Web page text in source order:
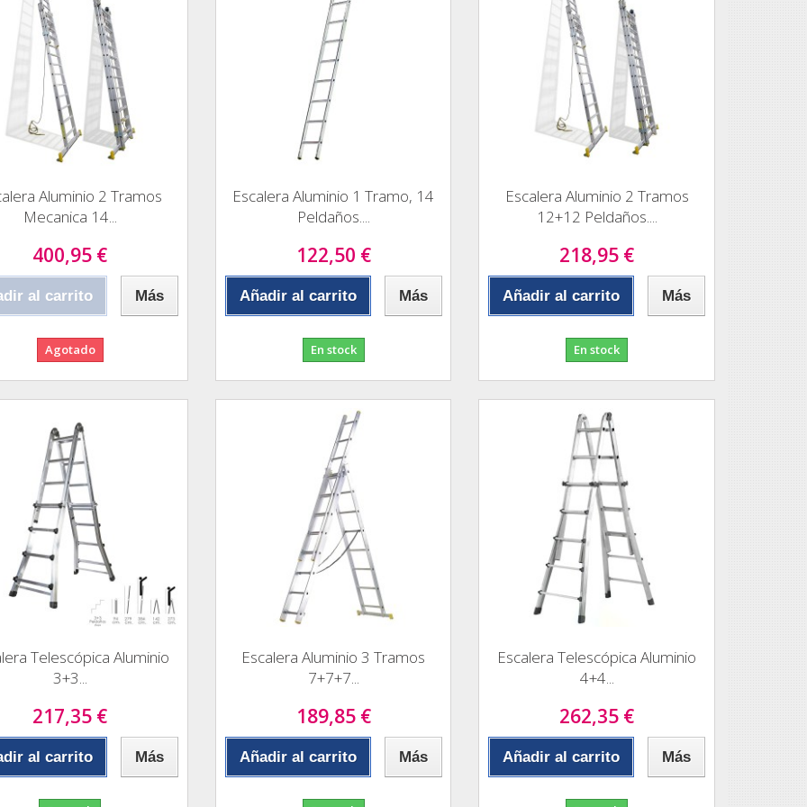
Aluminio 2 Tramos
Mecanica 14...
400,95 €
al carrito Más
Agotado
Escalera Aluminio 1 Tramo, 14
Peldaños....
122,50 €
Añadir al carrito Más
En stock
Escalera Aluminio 2 Tramos
12+12 Peldaños....
218,95 €
Añadir al carrito Más
En stock
Telescópica Aluminio
3+3...
217,35 €
al carrito Más
Escalera Aluminio 3 Tramos
7+7+7...
189,85 €
Añadir al carrito Más
Escalera Telescópica Aluminio
4+4...
262,35 €
Añadir al carrito Más